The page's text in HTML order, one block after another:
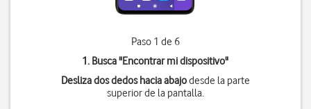
Paso 1 de 6
1. Busca "Encontrar mi dispositivo"
Desliza dos dedos hacia abajodesde la parte
superior de la pantalla.